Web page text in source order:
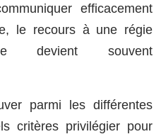
efficacement
le recours à une régie
devient souvent
parmi les différentes
critères privilégier pour